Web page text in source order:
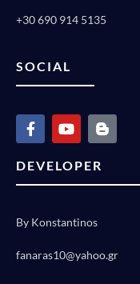
+30 690 914 5135
SOCIAL
DEVELOPER
By Konstantinos
fanaras10@yahoo.gr